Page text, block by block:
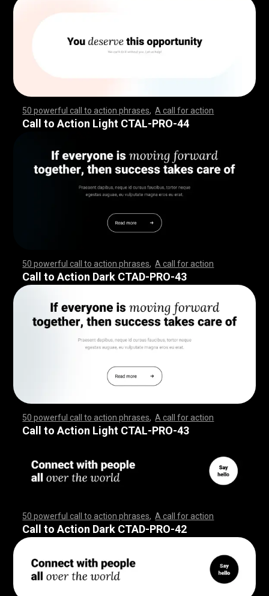
50 powerful call to action phrases ,A call for action
,,,,,,,,,,,,,,,,,,,,,,,,,,,,,,,,,,,, ,,,,,,,,,,,,,,,,,,
,,,,,,,,,,,,,,,,,,,,,,,,,,,,,,,,,,,, ,,,,,,,,,,,,,,,,,,
,,,,,,,,,,,,,,,,,,,,,,,
Call to Action Light CTAL-PRO-44
50 powerful call to action phrases ,A call for action
,,,,,,,,,,,,,,,,,,,,,,,,,,,,,,,,,,,, ,,,,,,,,,,,,,,,,,,
,,,,,,,,,,,,,,,,,,,,,,,,,,,,,,,,,,,, ,,,,,,,,,,,,,,,,,,
,,,,,,,,,,,,,,,,,,,,,,,
Call to Action Dark CTAD-PRO-43
50 powerful call to action phrases ,A call for action
,,,,,,,,,,,,,,,,,,,,,,,,,,,,,,,,,,,, ,,,,,,,,,,,,,,,,,,
,,,,,,,,,,,,,,,,,,,,,,,,,,,,,,,,,,,, ,,,,,,,,,,,,,,,,,,
,,,,,,,,,,,,,,,,,,,,,,,
Call to Action Light CTAL-PRO-43
50 powerful call to action phrases ,A call for action
,,,,,,,,,,,,,,,,,,,,,,,,,,,,,,,,,,,, ,,,,,,,,,,,,,,,,,,
,,,,,,,,,,,,,,,,,,,,,,,,,,,,,,,,,,,, ,,,,,,,,,,,,,,,,,,
,,,,,,,,,,,,,,,,,,,,,,,
Call to Action Dark CTAD-PRO-42